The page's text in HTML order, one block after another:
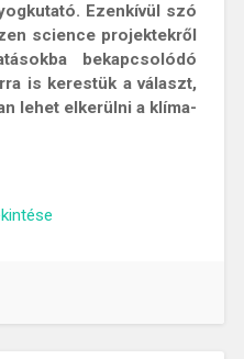
Ezenkívül szó
science projektekről
bekapcsolódó
is kerestük a választ,
lehet elkerülni a klíma-